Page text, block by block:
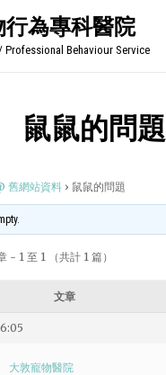
為專科醫院
Professional Behaviour Service
鼠鼠的問題
舊網站資料 › 鼠鼠的問題
- 1 至 1 （共計 1 篇）
文章
大敦寵物醫院